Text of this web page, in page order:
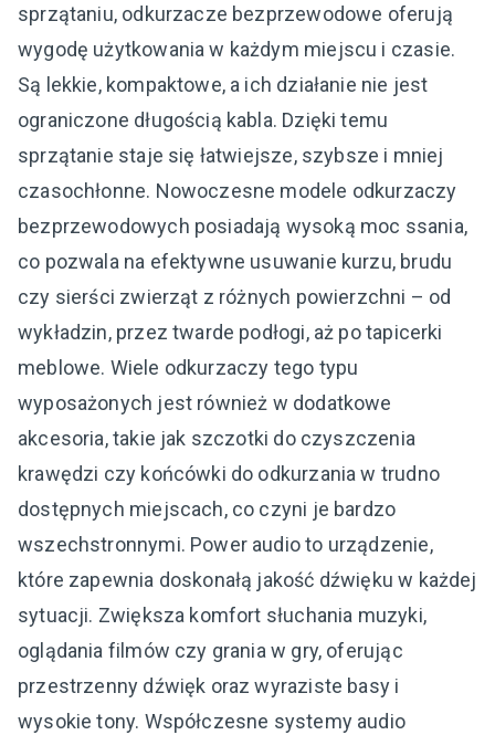
sprzątaniu, odkurzacze bezprzewodowe oferują
wygodę użytkowania w każdym miejscu i czasie.
Są lekkie, kompaktowe, a ich działanie nie jest
ograniczone długością kabla. Dzięki temu
sprzątanie staje się łatwiejsze, szybsze i mniej
czasochłonne. Nowoczesne modele odkurzaczy
bezprzewodowych posiadają wysoką moc ssania,
co pozwala na efektywne usuwanie kurzu, brudu
czy sierści zwierząt z różnych powierzchni – od
wykładzin, przez twarde podłogi, aż po tapicerki
meblowe. Wiele odkurzaczy tego typu
wyposażonych jest również w dodatkowe
akcesoria, takie jak szczotki do czyszczenia
krawędzi czy końcówki do odkurzania w trudno
dostępnych miejscach, co czyni je bardzo
wszechstronnymi. Power audio to urządzenie,
które zapewnia doskonałą jakość dźwięku w każdej
sytuacji. Zwiększa komfort słuchania muzyki,
oglądania filmów czy grania w gry, oferując
przestrzenny dźwięk oraz wyraziste basy i
wysokie tony. Współczesne systemy audio